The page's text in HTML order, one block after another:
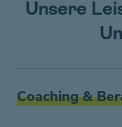
Unsere
Coaching &